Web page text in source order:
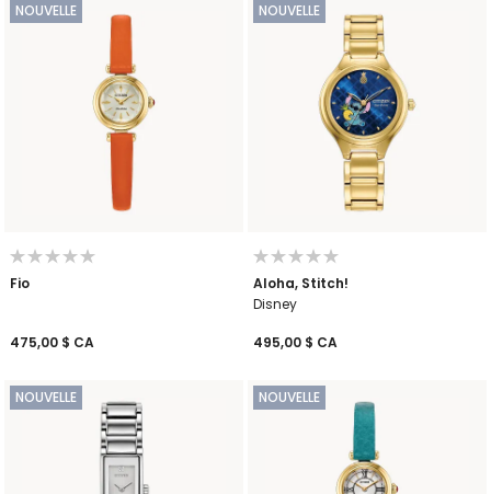
NOUVELLE
Fio
475,00 $ CA
NOUVELLE
Aloha, Stitch!
Disney
495,00 $ CA
NOUVELLE NOUVELLE